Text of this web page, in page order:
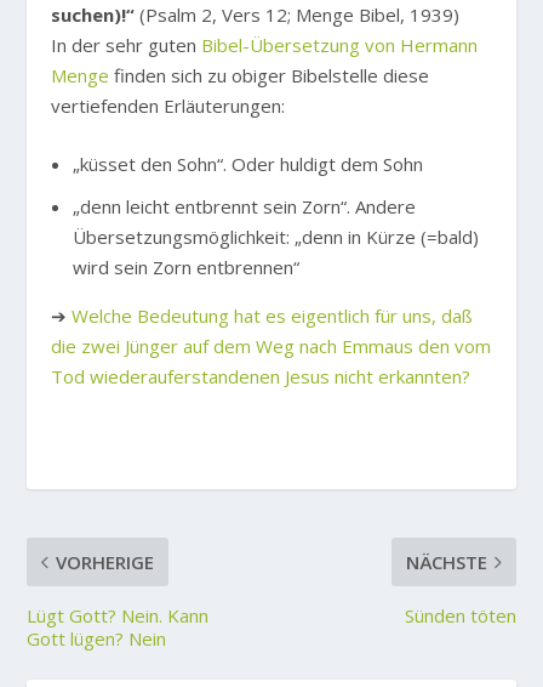
suchen)!“ (Psalm 2, Vers 12; Menge Bibel, 1939)
In der sehr guten Bibel-Übersetzung von Hermann
Menge finden sich zu obiger Bibelstelle diese
vertiefenden Erläuterungen:
„küsset den Sohn“. Oder huldigt dem Sohn
„denn leicht entbrennt sein Zorn“. Andere
Übersetzungsmöglichkeit: „denn in Kürze (=bald)
wird sein Zorn entbrennen“
➔Welche Bedeutung hat es eigentlich für uns, daß
die zwei Jünger auf dem Weg nach Emmaus den vom
Tod wiederauferstandenen Jesus nicht erkannten?
VORHERIGE
Lügt Gott? Nein. Kann
Gott lügen? Nein
NÄCHSTE
Sünden töten